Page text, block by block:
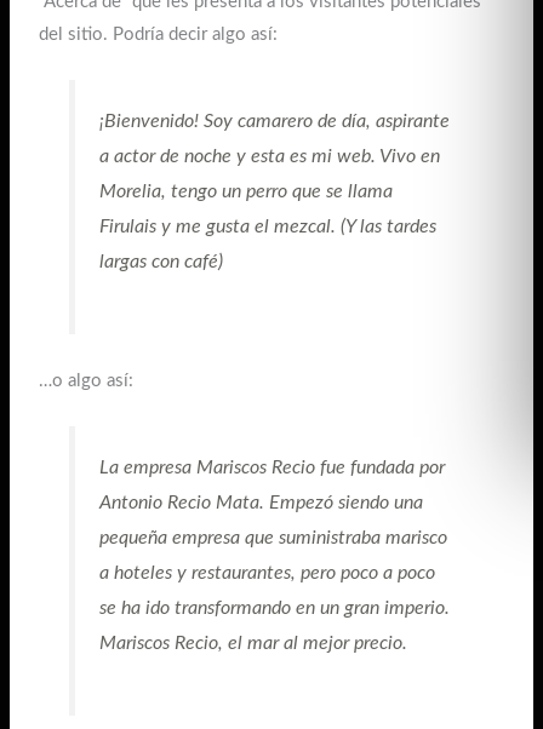
del sitio. Podría decir algo así:
¡Bienvenido! Soy camarero de día, aspirante
a actor de noche y esta es mi web. Vivo en
Morelia, tengo un perro que se llama
Firulais y me gusta el mezcal. (Y las tardes
largas con café)
…o algo así:
La empresa Mariscos Recio fue fundada por
Antonio Recio Mata. Empezó siendo una
pequeña empresa que suministraba marisco
a hoteles y restaurantes, pero poco a poco
se ha ido transformando en un gran imperio.
Mariscos Recio, el mar al mejor precio.